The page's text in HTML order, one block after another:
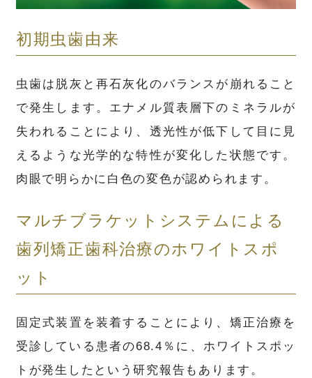
初期虫歯由来
虫歯は脱灰と再石灰化のバランスが崩れること
で発生します。エナメル質表層下のミネラルが
失われることにより、透光性が低下して目に見
えるような光学的な特性が変化した状態です。
肉眼で明らかに白色の変色が認められます。
マルチブラケットシステムによる
歯列矯正歯科治療のホワイトスポ
ット
固定式装置を装着することにより、矯正治療を
受診している患者の68.4％に、ホワイトスポッ
トが発生したという研究報告もあります。